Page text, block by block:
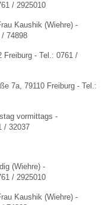
/ 2925010
Kaushik (Wiehre) -
74898
Freiburg - Tel.: 0761 /
7a, 79110 Freiburg - Tel.:
vormittags -
/ 32037
(Wiehre) -
/ 2925010
Kaushik (Wiehre) -